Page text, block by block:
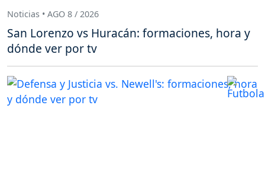
Noticias • AGO 8 / 2026
San Lorenzo vs Huracán: formaciones, hora y
dónde ver por tv